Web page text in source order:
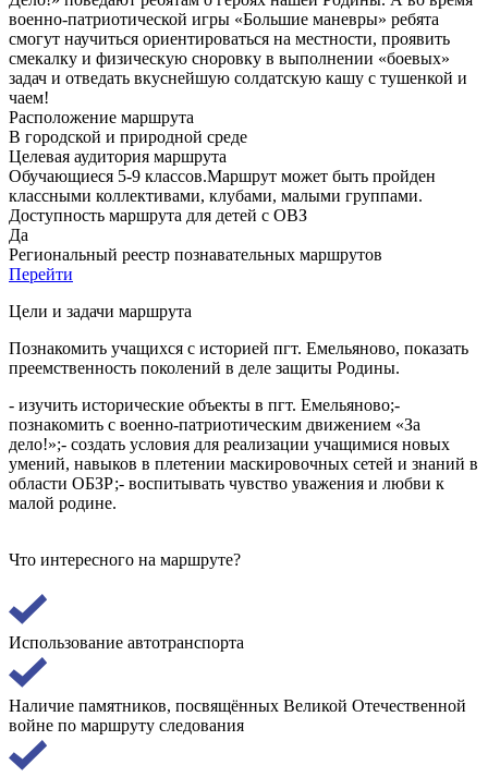
военно-патриотической игры «Большие маневры» ребята
смогут научиться ориентироваться на местности, проявить
смекалку и физическую сноровку в выполнении «боевых»
задач и отведать вкуснейшую солдатскую кашу с тушенкой и
чаем!
Расположение маршрута
В городской и природной среде
Целевая аудитория маршрута
Обучающиеся 5-9 классов.Маршрут может быть пройден
классными коллективами, клубами, малыми группами.
Доступность маршрута для детей с ОВЗ
Да
Региональный реестр познавательных маршрутов
Перейти
Цели и задачи маршрута
Познакомить учащихся с историей пгт. Емельяново, показать
преемственность поколений в деле защиты Родины.
- изучить исторические объекты в пгт. Емельяново;-
познакомить с военно-патриотическим движением «За
дело!»;- создать условия для реализации учащимися новых
умений, навыков в плетении маскировочных сетей и знаний в
области ОБЗР;- воспитывать чувство уважения и любви к
малой родине.
Что интересного на маршруте?
Использование автотранспорта
Наличие памятников, посвящённых Великой Отечественной
войне по маршруту следования